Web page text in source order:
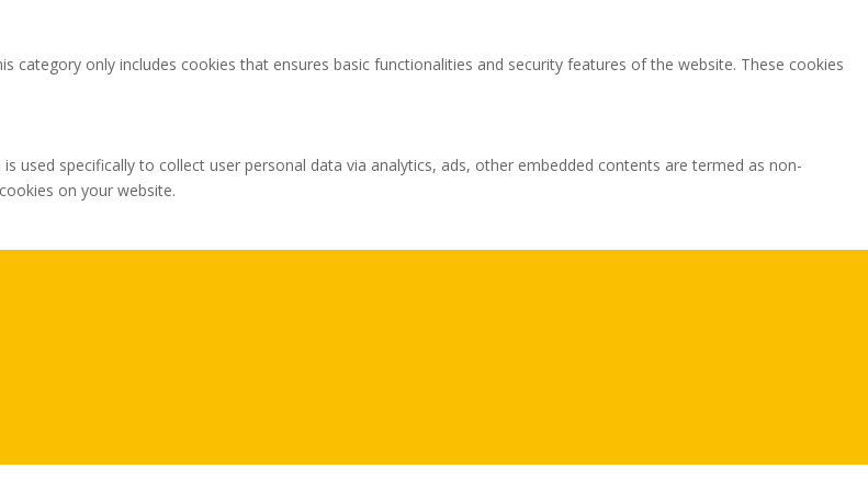
only includes cookies that ensures basic functionalities and security features of the website. These cookies
specifically to collect user personal data via analytics, ads, other embedded contents are termed as non-
on your website.